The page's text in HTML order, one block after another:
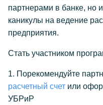
партнерами в банке, но
каникулы на ведение
предприятия.
Стать участником
1. Порекомендуйте
расчетный счет или
УБРиР